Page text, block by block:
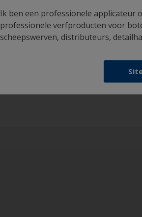
Ik ben een professionele applicateur
professionele verfproducten voor
scheepswerven, distributeurs,